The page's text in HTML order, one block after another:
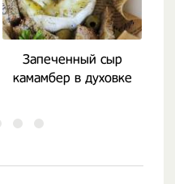
Запеченный сыр
камамбер в духовке